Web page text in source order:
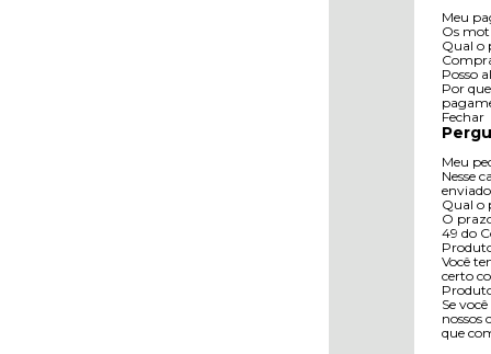
Meu
Os
Qual o
Posso
Por
Fechar
Meu
Nesse
Qual o
O
49 do
Você
certo
Se
nossos
que